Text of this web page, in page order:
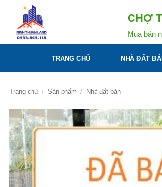
dung
CHỢ
Mua bán
TRANG CHỦ NHÀ ĐẤT
Trang chủ / Sản phẩm / Nhà đất bán